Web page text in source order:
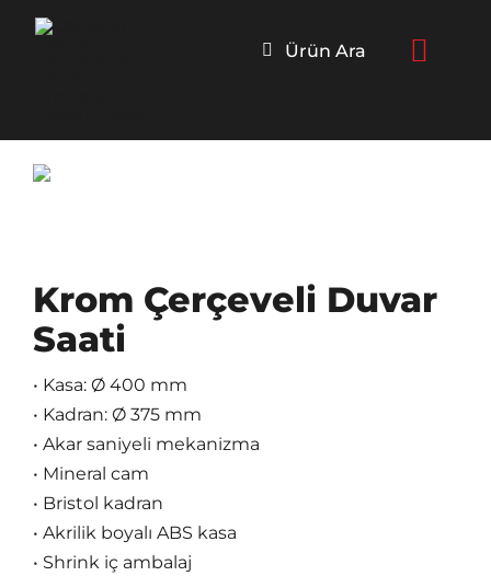
Skip
Ürün Ara
Krom Çerçeveli Duvar
Saati
• Kasa: Ø 400 mm
• Kadran: Ø 375 mm
• Akar saniyeli mekanizma
• Mineral cam
• Bristol kadran
• Akrilik boyalı ABS kasa
• Shrink iç ambalaj